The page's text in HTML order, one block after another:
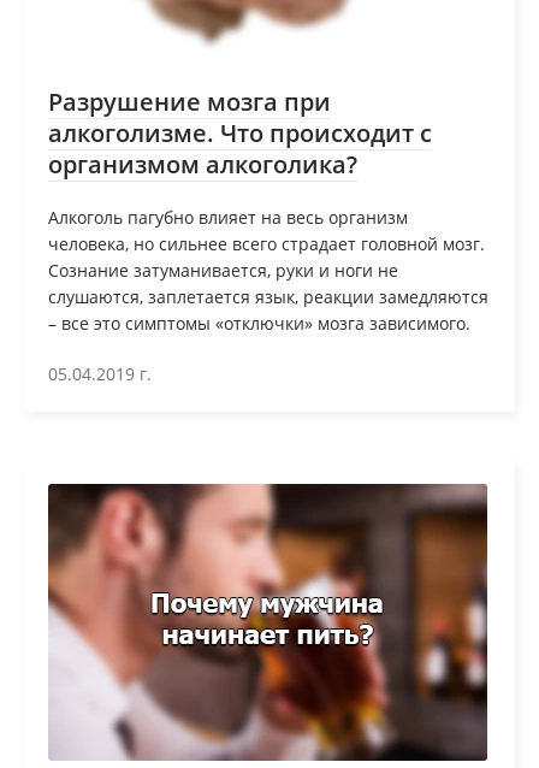
Разрушение мозга при
алкоголизме. Что происходит с
организмом алкоголика?
Алкоголь пагубно влияет на весь организм
человека, но сильнее всего страдает головной мозг.
Сознание затуманивается, руки и ноги не
слушаются, заплетается язык, реакции замедляются
– все это симптомы «отключки» мозга зависимого.
05.04.2019 г.